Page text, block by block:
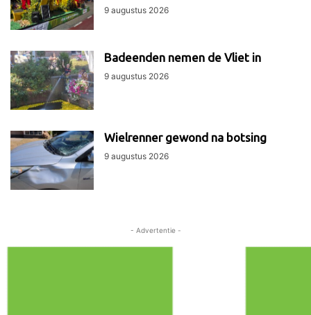
9 augustus 2026
Badeenden nemen de Vliet in
9 augustus 2026
Wielrenner gewond na botsing
9 augustus 2026
- Advertentie -